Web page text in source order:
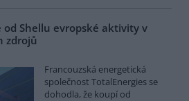
od Shellu evropské aktivity v
zdrojů
Francouzská energetická
společnost TotalEnergies se
dohodla, že koupí od